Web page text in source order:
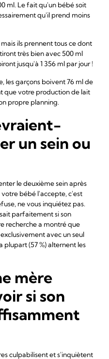
ml. Le fait qu'un bébé soit
qu'il prend moins
ils prennent tous ce dont
très bien avec 500 ml
jusqu'à 1 356 ml par jour !
les garçons boivent 76 ml de
que votre production de lait
propre planning.
un sein ou
le deuxième sein après
bébé l'accepte, c'est
ne vous inquiétez pas.
parfaitement si son
recherche a montré que
avec un seul
plupart (57 %) alternent les
mère
si son
culpabilisent et s'inquiètent